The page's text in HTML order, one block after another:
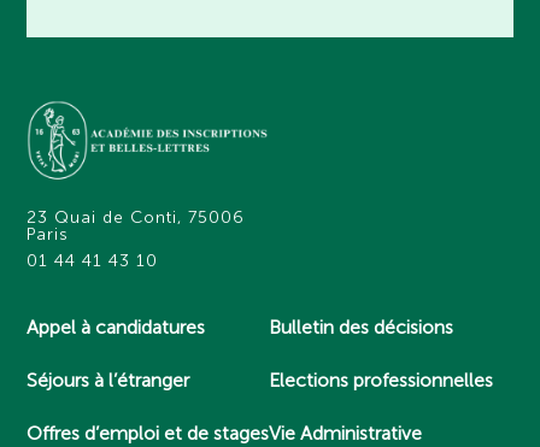
23 Quai de Conti, 75006
Paris
01 44 41 43 10
Appel à candidatures
Séjours à l’étranger
Offres d’emploi et de stages
Bulletin des décisions
Elections professionnelles
Vie Administrative